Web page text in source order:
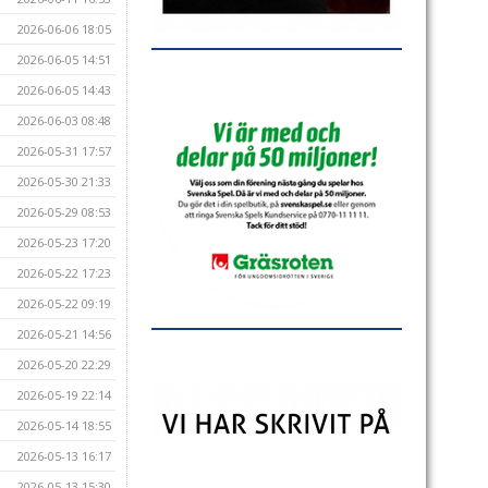
2026-06-06 18:05
2026-06-05 14:51
2026-06-05 14:43
2026-06-03 08:48
2026-05-31 17:57
2026-05-30 21:33
2026-05-29 08:53
2026-05-23 17:20
2026-05-22 17:23
2026-05-22 09:19
2026-05-21 14:56
2026-05-20 22:29
2026-05-19 22:14
2026-05-14 18:55
2026-05-13 16:17